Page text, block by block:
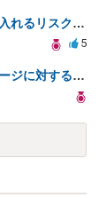
示談書に口外禁止条項を入れるリスクはありますか？
5
インスタでの虚偽メッセージに対する法的対応の必要性は？